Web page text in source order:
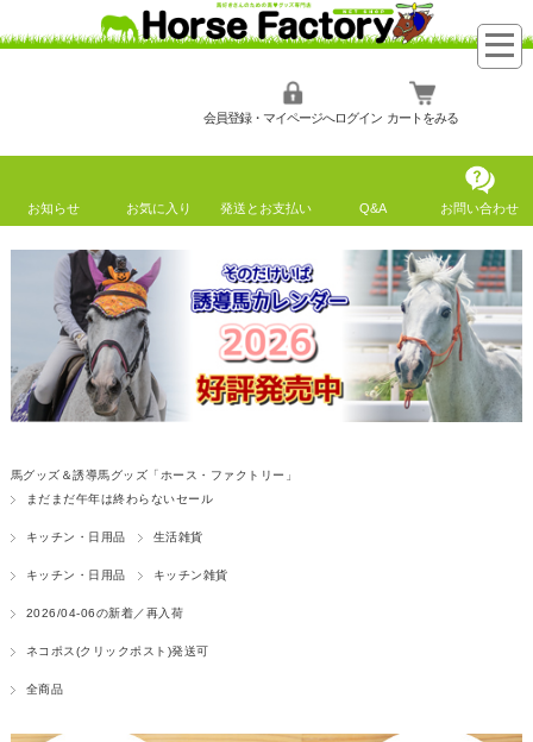
会員登録・マイページへログイン カートをみる
お知らせ お気に入り 発送とお支払い Q&A お問い合わせ
馬グッズ＆誘導馬グッズ「ホース・ファクトリー」
まだまだ午年は終わらないセール
キッチン・日用品 生活雑貨
キッチン・日用品 キッチン雑貨
2026/04-06の新着／再入荷
ネコポス(クリックポスト)発送可
全商品